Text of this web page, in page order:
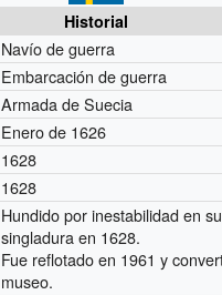
Historial
Navío de guerra
Embarcación de guerra
Armada de Suecia
Enero de 1626
1628
1628
Hundido por inestabilidad en
singladura en 1628.
Fue reflotado en 1961 y
museo.